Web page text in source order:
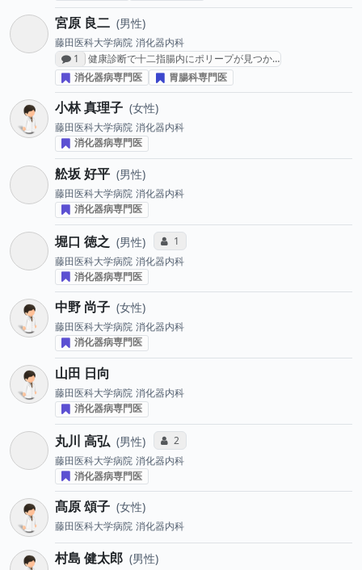
宮原 良二 男性
藤田医科大学病院 消化器内科
感想投稿数
1
健康診断で十二指腸内にポリープが見つか…
消化器病専門医
胃腸科専門医
小林 真理子 女性
藤田医科大学病院 消化器内科
消化器病専門医
舩坂 好平 男性
藤田医科大学病院 消化器内科
消化器病専門医
堀口 徳之 男性 コミュニケーション・タイプ投票数
1
藤田医科大学病院 消化器内科
消化器病専門医
中野 尚子 女性
藤田医科大学病院 消化器内科
消化器病専門医
山田 日向
藤田医科大学病院 消化器内科
消化器病専門医
丸川 高弘 男性 コミュニケーション・タイプ投票数
2
藤田医科大学病院 消化器内科
消化器病専門医
髙原 頌子 女性
藤田医科大学病院 消化器内科
村島 健太郎 男性